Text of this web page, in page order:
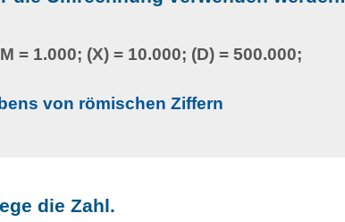
= 1.000; (X) = 10.000; (D) = 500.000;
von römischen Ziffern
die Zahl.